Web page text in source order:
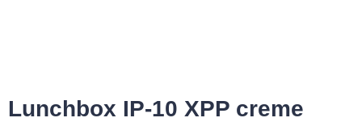
Lunchbox IP-10 XPP creme